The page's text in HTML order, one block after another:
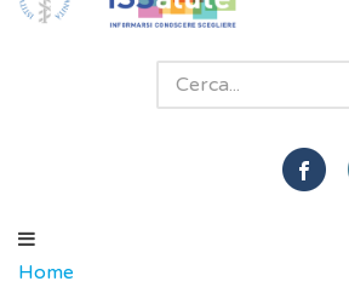
Home